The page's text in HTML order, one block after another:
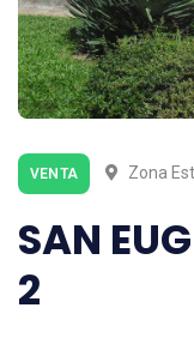
VENTA Zona
SAN
2